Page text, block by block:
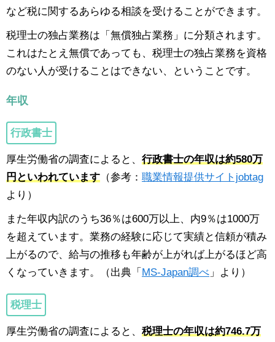
など税に関するあらゆる相談を受けることができます。
税理士の独占業務は「無償独占業務」に分類されます。
これはたとえ無償であっても、税理士の独占業務を資格
のない人が受けることはできない、ということです。
年収
行政書士
厚生労働省の調査によると、 行政書士の年収は約580万
円といわれています （参考： 職業情報提供サイトjobtag
より）
また年収内訳のうち36％は600万以上、内9％は1000万
を超えています。業務の経験に応じて実績と信頼が積み
上がるので、給与の推移も年齢が上がれば上がるほど高
くなっていきます。（出典「 MS-Japan調べ 」より）
税理士
厚生労働省の調査によると、 税理士の年収は約746.7万